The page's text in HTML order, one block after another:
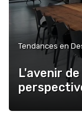
Tendances en
L'avenir